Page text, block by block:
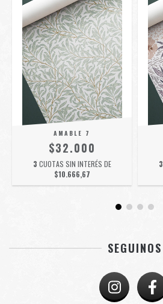
AMABLE 7
$32.000
3 CUOTAS SIN INTERÉS DE
$10.666,67
3
SEGUINOS